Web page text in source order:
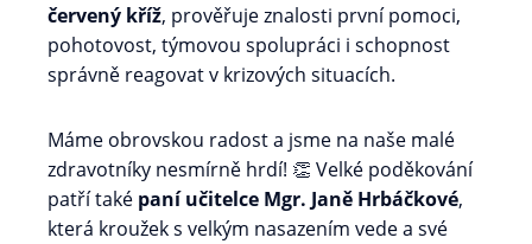
červený kříž, prověřuje znalosti první pomoci,
pohotovost, týmovou spolupráci i schopnost
správně reagovat v krizových situacích.
Máme obrovskou radost a jsme na naše malé
zdravotníky nesmírně hrdí! 👏 Velké poděkování
patří také paní učitelce Mgr. Janě Hrbáčkové,
která kroužek s velkým nasazením vede a své